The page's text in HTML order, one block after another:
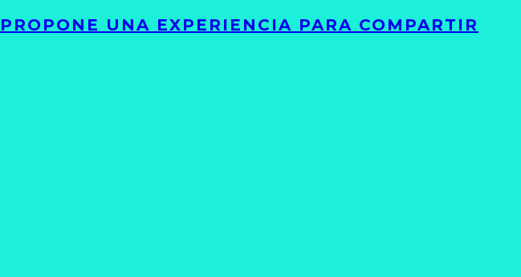
UNA EXPERIENCIA PARA COMPARTIR